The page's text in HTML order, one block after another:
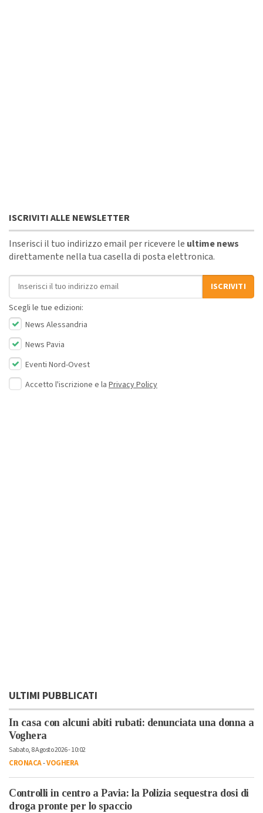
ISCRIVITI ALLE NEWSLETTER
Inserisci il tuo indirizzo email per ricevere le ultime news
direttamente nella tua casella di posta elettronica.
Indirizzo email
ISCRIVITI
Scegli le tue edizioni:
News Alessandria
News Pavia
Eventi Nord-Ovest
Accetto l'iscrizione e la Privacy Policy
ULTIMI PUBBLICATI
In casa con alcuni abiti rubati: denunciata una donna a
Voghera
Sabato, 8 Agosto 2026 - 10:02
CRONACA-VOGHERA
Controlli in centro a Pavia: la Polizia sequestra dosi di
droga pronte per lo spaccio